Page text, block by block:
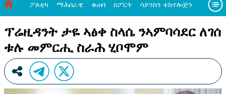
ፖለቲካ ማሕበራዊ ቁጠባ ስፖርት ሳይንስን ቴክኖሎጅን
ፕሬዚዳንት ታዬ ኣፅቀ ስላሴ ንኣምባሳደር ለገሰ
ቱሉ መምርሒ ስራሕ ሂቦሞም